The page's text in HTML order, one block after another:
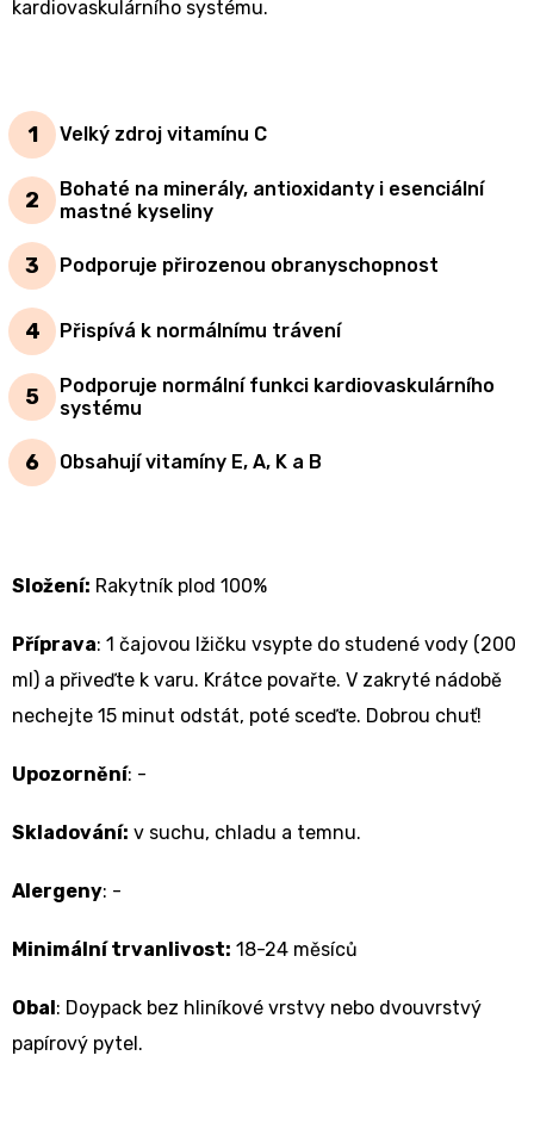
kardiovaskulárního systému.
Velký zdroj vitamínu C
Bohaté na minerály, antioxidanty i esenciální
mastné kyseliny
Podporuje přirozenou obranyschopnost
Přispívá k normálnímu trávení
Podporuje normální funkci kardiovaskulárního
systému
Obsahují vitamíny E, A, K a B
Složení: Rakytník plod 100%
Příprava: 1 čajovou lžičku vsypte do studené vody (200
ml) a přiveďte k varu. Krátce povařte. V zakryté nádobě
nechejte 15 minut odstát, poté sceďte. Dobrou chuť!
Upozornění: -
Skladování: v suchu, chladu a temnu.
Alergeny: -
Minimální trvanlivost: 18-24 měsíců
Obal: Doypack bez hliníkové vrstvy nebo dvouvrstvý
papírový pytel.